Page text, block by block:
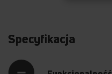
Specyfikacja